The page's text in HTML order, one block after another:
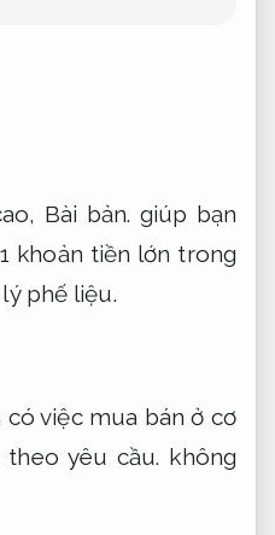
Bài bản. giúp bạn
khoản tiền lớn trong
phế liệu.
việc mua bán ở cơ
yêu cầu. không